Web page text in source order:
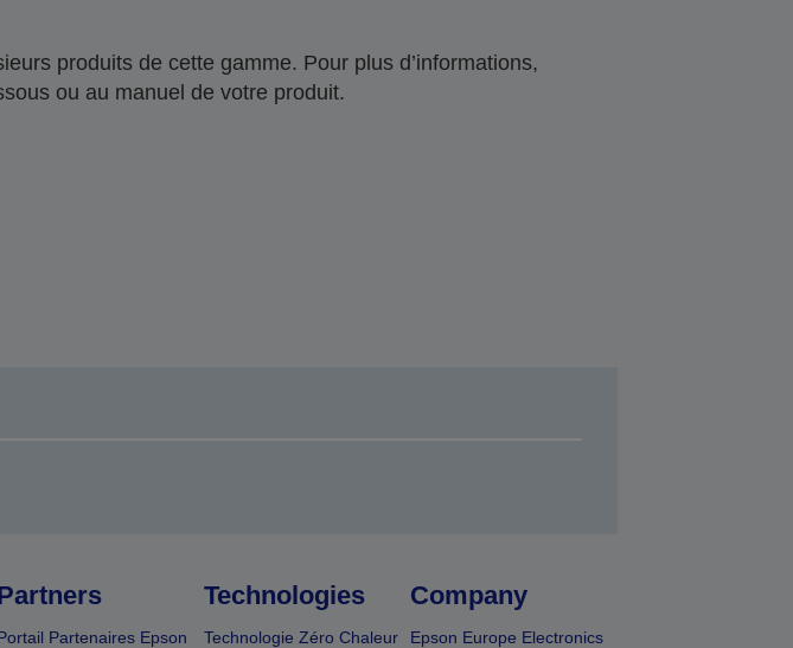
produits de cette gamme. Pour plus d’informations,
ou au manuel de votre produit.
Partenaires Epson
Technologies
Technologie Zéro Chaleur
Company
Epson Europe Electronics